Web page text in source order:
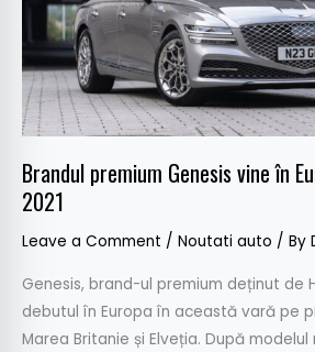
Brandul premium Genesis vine în
2021
Leave a Comment / Noutati auto / By
Genesis, brand-ul premium deținut de
debutul în Europa în această vară pe
Marea Britanie și Elveția. După
vara
anului
2021